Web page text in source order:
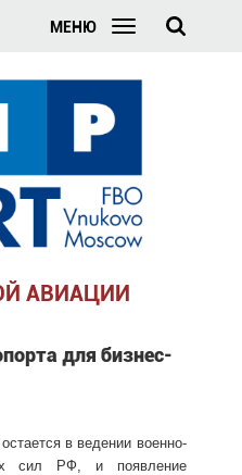
МЕНЮ
АВИАЦИИ
для бизнес-
в ведении военно-
сил РФ, и появление